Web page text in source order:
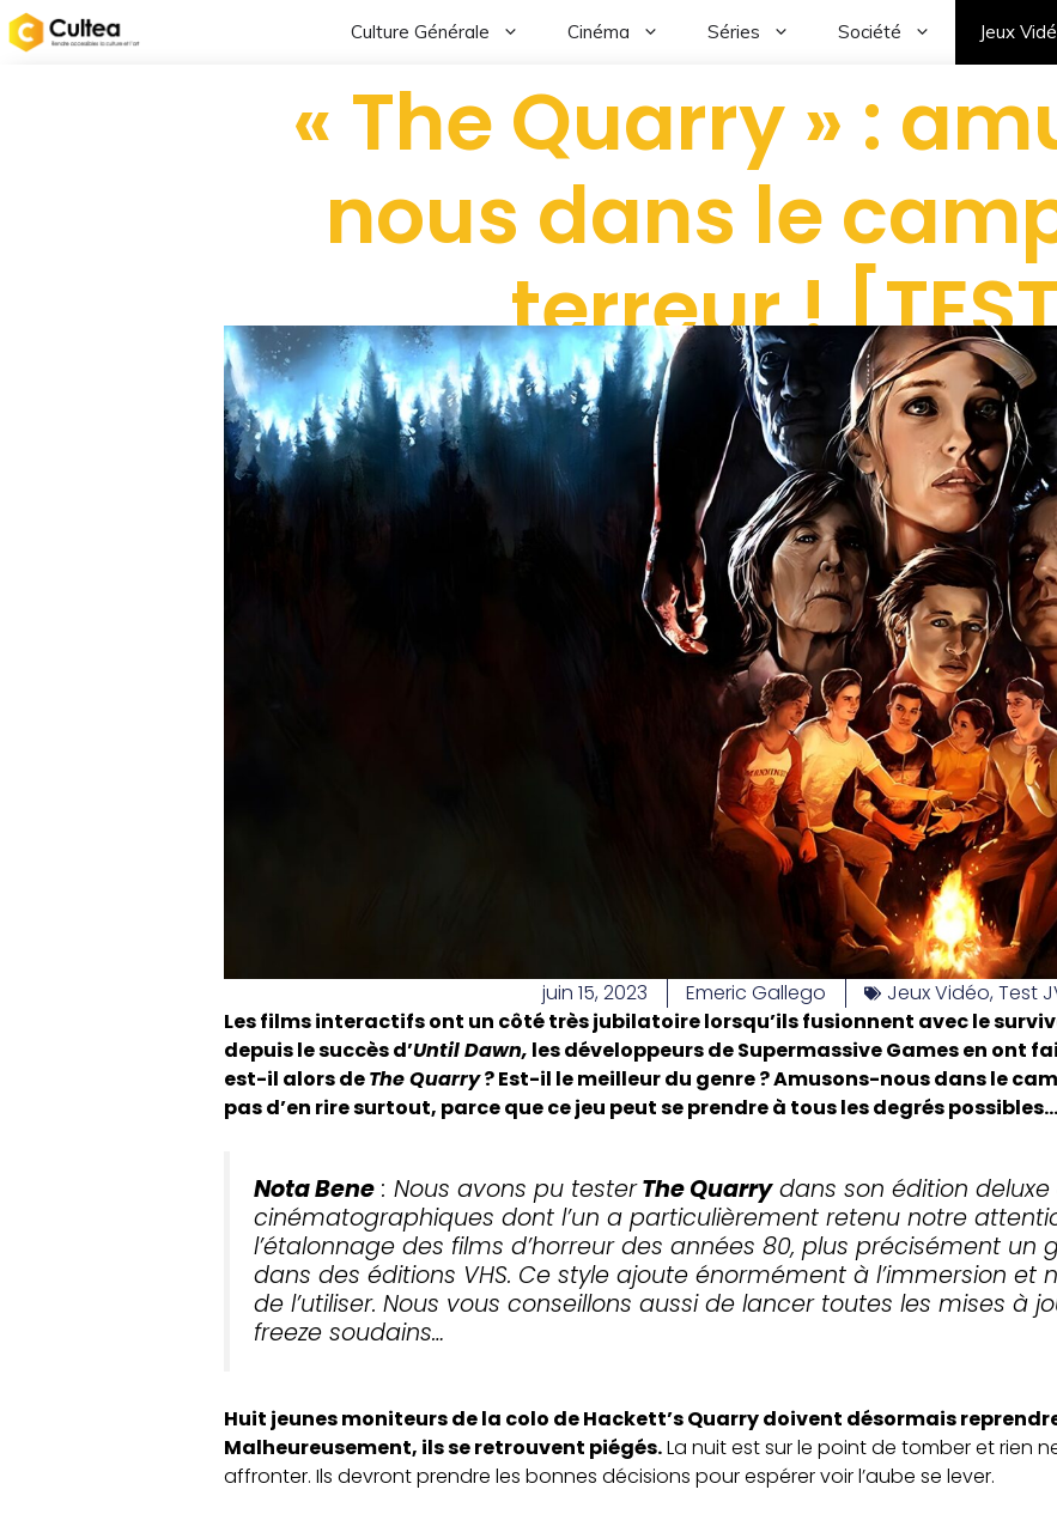
Culture Générale Cinéma Séries Société Jeux
« The Quarry » :
nous dans le
terreur !
juin 15, 2023 Emeric Gallego Jeux Vidéo,Test
Les films interactifs ont un côté très jubilatoire lorsqu’ils fusionnent avec le
depuis le succès d’Until Dawn, les développeurs de Supermassive Games en ont
est-il alors deThe Quarry? Est-il le meilleur du genre ? Amusons-nous dans le
pas d’en rire surtout, parce que ce jeu peut se prendre à tous les degrés possibles…
Nota Bene : Nous avons pu testerThe Quarrydans son édition
cinématographiques dont l’un a particulièrement retenu notre
l’étalonnage des films d’horreur des années 80, plus précisément un
dans des éditions VHS. Ce style ajoute énormément à l’immersion et
de l’utiliser. Nous vous conseillons aussi de lancer toutes les mises à
freeze soudains…
Huit jeunes moniteurs de la colo de Hackett’s Quarry doivent désormais
Malheureusement, ils se retrouvent piégés.La nuit est sur le point de tomber et rien
affronter. Ils devront prendre les bonnes décisions pour espérer voir l’aube se lever.